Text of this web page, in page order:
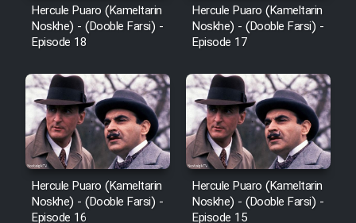
Hercule Puaro (Kameltarin
Noskhe) - (Dooble Farsi) -
Episode 18
Hercule Puaro (Kameltarin
Noskhe) - (Dooble Farsi) -
Episode 17
Hercule Puaro (Kameltarin
Noskhe) - (Dooble Farsi) -
Episode 16
Hercule Puaro (Kameltarin
Noskhe) - (Dooble Farsi) -
Episode 15